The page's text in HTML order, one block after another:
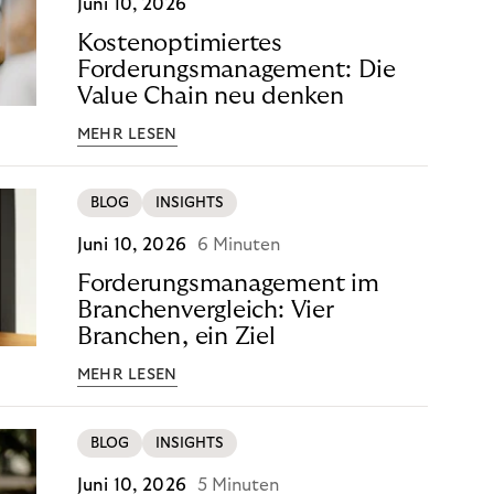
Juni 10, 2026
Kostenoptimiertes
Forderungsmanagement: Die
Value Chain neu denken
MEHR LESEN
BLOG INSIGHTS
Juni 10, 2026 6 Minuten
Forderungsmanagement im
Branchenvergleich: Vier
Branchen, ein Ziel
MEHR LESEN
BLOG INSIGHTS
Juni 10, 2026 5 Minuten